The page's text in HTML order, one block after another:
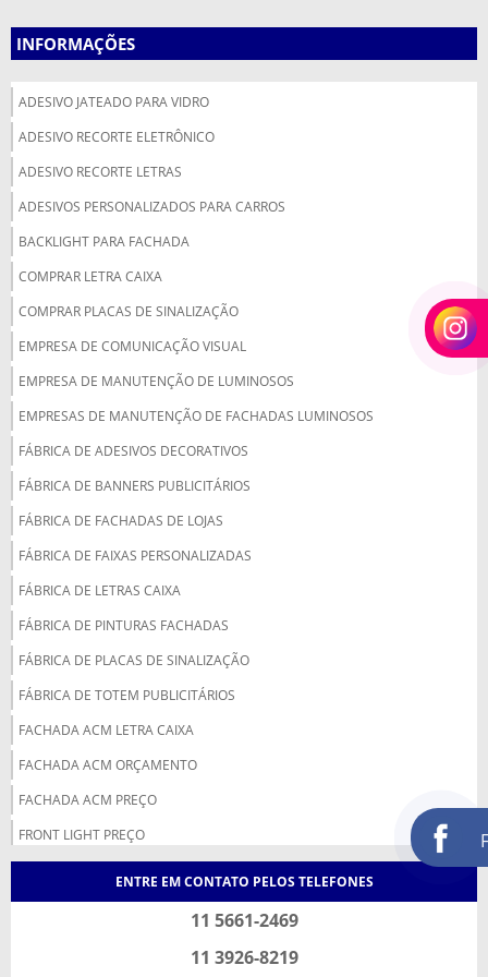
INFORMAÇÕES
ADESIVO JATEADO PARA VIDRO
ADESIVO RECORTE ELETRÔNICO
ADESIVO RECORTE LETRAS
ADESIVOS PERSONALIZADOS PARA CARROS
BACKLIGHT PARA FACHADA
COMPRAR LETRA CAIXA
COMPRAR PLACAS DE SINALIZAÇÃO
EMPRESA DE COMUNICAÇÃO VISUAL
EMPRESA DE MANUTENÇÃO DE LUMINOSOS
EMPRESAS DE MANUTENÇÃO DE FACHADAS LUMINOSOS
FÁBRICA DE ADESIVOS DECORATIVOS
FÁBRICA DE BANNERS PUBLICITÁRIOS
FÁBRICA DE FACHADAS DE LOJAS
FÁBRICA DE FAIXAS PERSONALIZADAS
FÁBRICA DE LETRAS CAIXA
FÁBRICA DE PINTURAS FACHADAS
FÁBRICA DE PLACAS DE SINALIZAÇÃO
FÁBRICA DE TOTEM PUBLICITÁRIOS
FACHADA ACM LETRA CAIXA
FACHADA ACM ORÇAMENTO
FACHADA ACM PREÇO
FRONT LIGHT PREÇO
IMPRESSÃO DIGITAL ADESIVO
ENTRE EM CONTATO PELOS TELEFONES
11 5661-2469
11 3926-8219